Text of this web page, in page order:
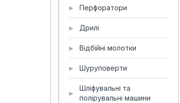
▶ Перфоратори
▶ Дрилі
▶ Відбійні молотки
▶ Шуруповерти
▶
Шліфувальні та
полірувальні машини